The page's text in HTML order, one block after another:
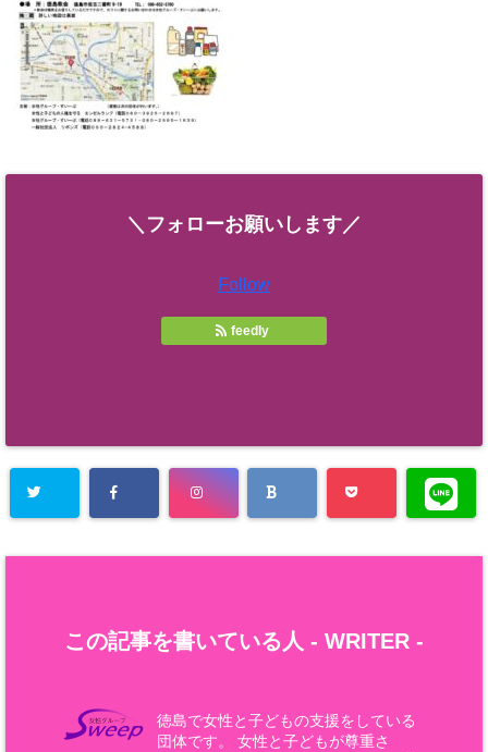
＼フォローお願いします／
Follow
feedly
この記事を書いている人 - WRITER -
徳島で女性と子どもの支援をしている
団体です。 女性と子どもが尊重さ